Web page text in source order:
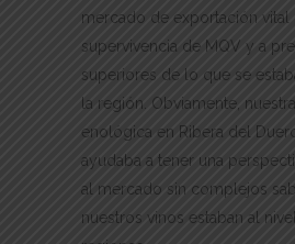
mercado de exportación vital
supervivencia de MQV y a
superiores de lo que se
la región. Obviamente,
enológica en Ribera del
ayudaba a tener una
al mercado sin complejos
nuestros vinos estaban al